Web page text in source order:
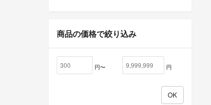
商品の価格で絞り込み
円〜 円